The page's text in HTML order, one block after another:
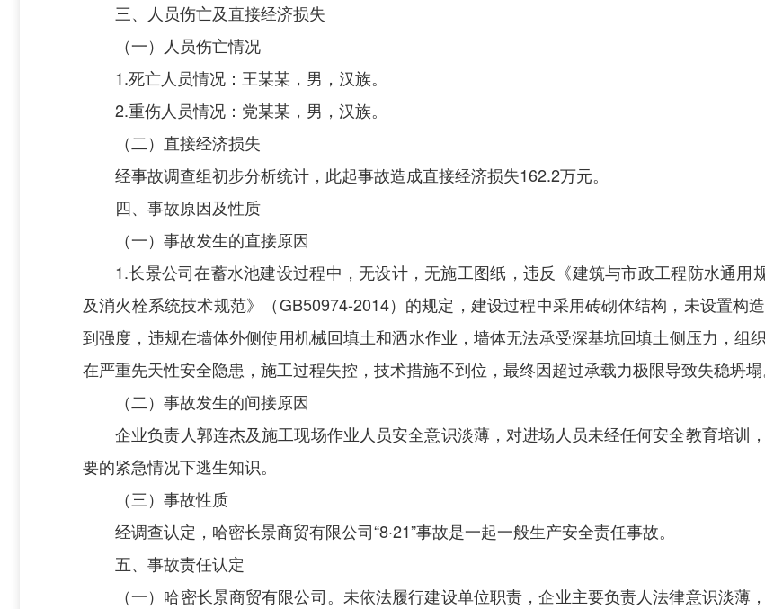
三、
人员伤亡及直接经济损失
（一）人员伤亡情况
1.死亡人员情况：王某某，男，汉族。
2.重伤人员情况：党某某 ，男，汉族。
（二）直接经济损失
经事故调查组初步分析统计，此起事故造成直接经济损失162.2万元。
四、 事故原因及性质
（一）事故发生的直接原因
1.长景公司在蓄水池建设过程中，无设计，无施工图纸，违反《建筑与市政工程防水通用
及消火栓系统技术规范》（GB50974-2014）的规定，建设过程中采用砖砌体结构，未设置构
到强度，违规在墙体外侧使用机械回填土和洒水作业，墙体无法承受深基坑回填土侧压力，组
在严重先天性安全隐患，施工过程失控，技术措施不到位，最终因超过承载力极限导致失稳坍塌
（二）事故发生的间接原因
企业负责人郭连杰及施工现场作业人员安全意识淡薄，对进场人员未经任何安全教育培训
要的紧急情况下逃生知识。
（三）事故性质
经调查认定，哈密长景商贸有限公司“8·21”事故是一起一般生产安全责任事故。
五、事故责任认定
（一）哈密长景商贸有限公司。未依法履行建设单位职责，企业主要负责人法律意识淡